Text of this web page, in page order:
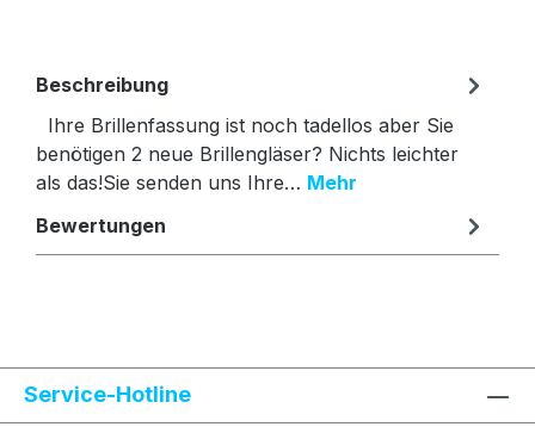
Beschreibung
Ihre Brillenfassung ist noch tadellos aber Sie
benötigen 2 neue Brillengläser? Nichts leichter
als das!Sie senden uns Ihre… Mehr
Bewertungen
Service-Hotline
Text vergrößern Hochkontrastmodus